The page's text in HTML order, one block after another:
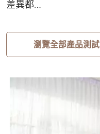
差異都...
瀏覽全部產品測試